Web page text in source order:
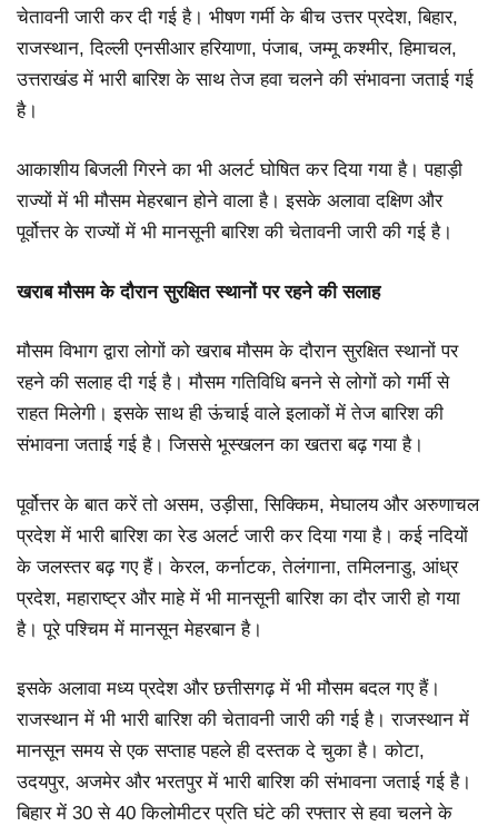
चेतावनी जारी कर दी गई है। भीषण गर्मी के बीच उत्तर प्रदेश, बिहार,
राजस्थान, दिल्ली एनसीआर हरियाणा, पंजाब, जम्मू कश्मीर, हिमाचल,
उत्तराखंड में भारी बारिश के साथ तेज हवा चलने की संभावना जताई गई
है।
आकाशीय बिजली गिरने का भी अलर्ट घोषित कर दिया गया है। पहाड़ी
राज्यों में भी मौसम मेहरबान होने वाला है। इसके अलावा दक्षिण और
पूर्वोत्तर के राज्यों में भी मानसूनी बारिश की चेतावनी जारी की गई है।
खराब मौसम के दौरान सुरक्षित स्थानों पर रहने की सलाह
मौसम विभाग द्वारा लोगों को खराब मौसम के दौरान सुरक्षित स्थानों पर
रहने की सलाह दी गई है। मौसम गतिविधि बनने से लोगों को गर्मी से
राहत मिलेगी। इसके साथ ही ऊंचाई वाले इलाकों में तेज बारिश की
संभावना जताई गई है। जिससे भूस्खलन का खतरा बढ़ गया है।
पूर्वोत्तर के बात करें तो असम, उड़ीसा, सिक्किम, मेघालय और अरुणाचल
प्रदेश में भारी बारिश का रेड अलर्ट जारी कर दिया गया है। कई नदियों
के जलस्तर बढ़ गए हैं। केरल, कर्नाटक, तेलंगाना, तमिलनाडु, आंध्र
प्रदेश, महाराष्ट्र और माहे में भी मानसूनी बारिश का दौर जारी हो गया
है। पूरे पश्चिम में मानसून मेहरबान है।
इसके अलावा मध्य प्रदेश और छत्तीसगढ़ में भी मौसम बदल गए हैं।
राजस्थान में भी भारी बारिश की चेतावनी जारी की गई है। राजस्थान में
मानसून समय से एक सप्ताह पहले ही दस्तक दे चुका है। कोटा,
उदयपुर, अजमेर और भरतपुर में भारी बारिश की संभावना जताई गई है।
बिहार में 30 से 40 किलोमीटर प्रति घंटे की रफ्तार से हवा चलने के